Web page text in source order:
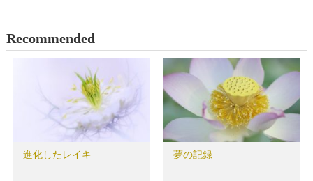
Recommended
進化したレイキ 夢の記録